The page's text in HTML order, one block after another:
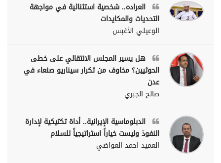
العراده.. شخصية استثنائية في مواجهة
التحديات والمكايدات
الوعيلي الأغبس
هل يسير المجلس الانتقالي على خطى
الحوثيين؟ مخاوف من تكرار سيناريو صنعاء في
عدن
صالح الجبري
الدبلوماسية الإيرانية.. أداة تكتيكية لإدارة
النفوذ وليست خياراً استراتيجياً للسلام
العميد احمد العواضي